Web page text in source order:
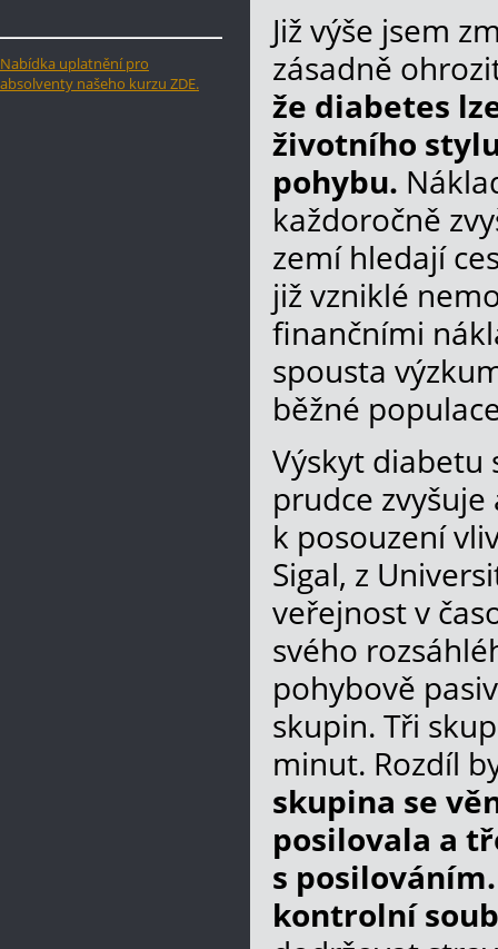
Nabídka uplatnění pro
absolventy našeho kurzu ZDE.
Již výše jsem
zásadně
že diabetes
životního
pohybu.
každoročně
zemí hledají
již vzniklé
finančními
spousta
běžné
Výskyt diabetu
prudce
k posouzení
Sigal, z
veřejnost v
svého
pohybově
skupin. Tři
minut. Rozdíl
skupina se
posilovala a
s
kontrolní